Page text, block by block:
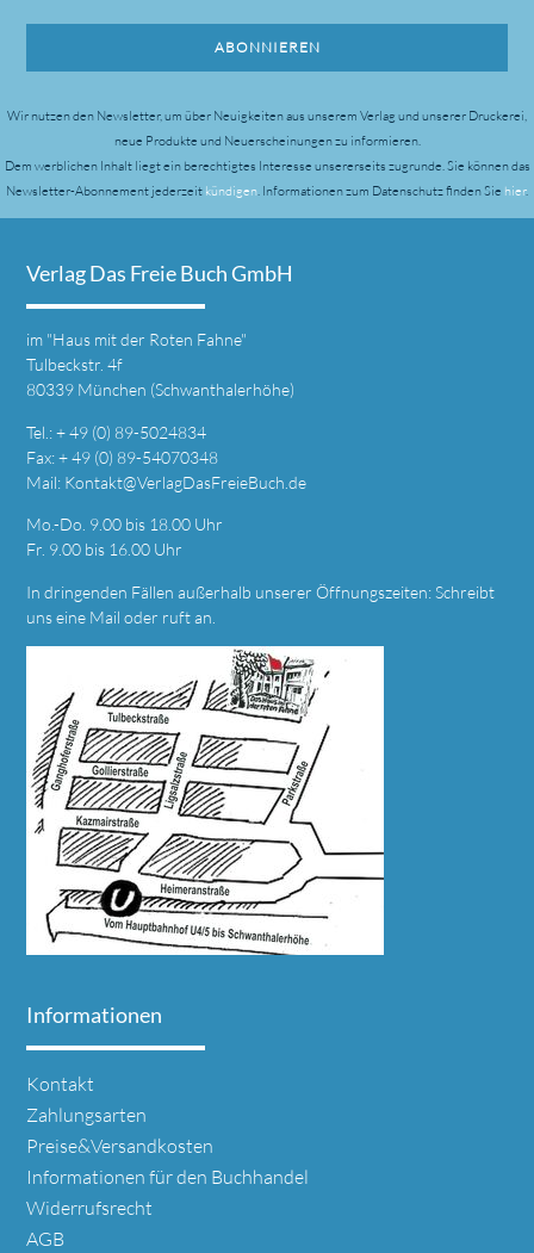
ABONNIEREN
Wir nutzen den Newsletter, um über Neuigkeiten aus unserem Verlag und unserer Druckerei,
neue Produkte und Neuerscheinungen zu informieren.
Dem werblichen Inhalt liegt ein berechtigtes Interesse unsererseits zugrunde. Sie können das
Newsletter-Abonnement jederzeit kündigen . Informationen zum Datenschutz finden Sie hier.
Verlag Das Freie Buch GmbH
im "Haus mit der Roten Fahne"
Tulbeckstr. 4f
80339 München (Schwanthalerhöhe)
Tel.: + 49 (0) 89-5024834
Fax: + 49 (0) 89-54070348
Mail: Kontakt@VerlagDasFreieBuch.de
Mo.-Do. 9.00 bis 18.00 Uhr
Fr. 9.00 bis 16.00 Uhr
In dringenden Fällen außerhalb unserer Öffnungszeiten: Schreibt
uns eine Mailoder ruft an.
Informationen
Navigation
überspringen
Kontakt
Zahlungsarten
Preise&Versandkosten
Informationen für den Buchhandel
Widerrufsrecht
AGB